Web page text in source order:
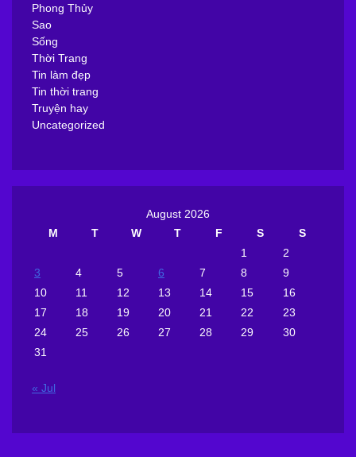
Phong Thủy
Sao
Sống
Thời Trang
Tin làm đẹp
Tin thời trang
Truyện hay
Uncategorized
August 2026
M
T W T F S
S
1
2
3
4 5 6 7 8
9
10
11 12 13 14 15
16
17
18 19 20 21 22
23
24
25 26 27 28 29
30
31
« Jul